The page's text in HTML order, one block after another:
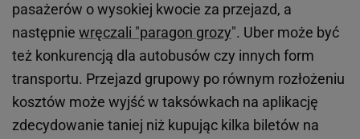
pasażerów o wysokiej kwocie za przejazd, a
następnie wręczali "paragon grozy". Uber może być
też konkurencją dla autobusów czy innych form
transportu. Przejazd grupowy po równym rozłożeniu
kosztów może wyjść w taksówkach na aplikację
zdecydowanie taniej niż kupując kilka biletów na